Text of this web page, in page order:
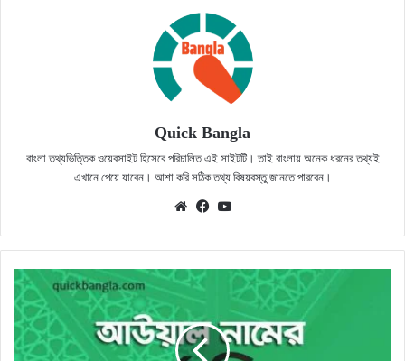
Quick Bangla
বাংলা তথ্যভিত্তিক ওয়েবসাইট হিসেবে পরিচালিত এই সাইটটি। তাই বাংলায় অনেক ধরনের তথ্যই
এখানে পেয়ে যাবেন। আশা করি সঠিক তথ্য বিষয়বস্তু জানতে পারবেন।
WebsiteFacebook
আউয়াল
নামের
অর্থ
কি?
সঠিক